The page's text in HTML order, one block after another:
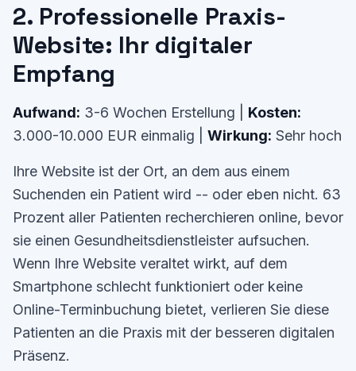
2. Professionelle Praxis-
Website: Ihr digitaler
Empfang
Aufwand: 3-6 Wochen Erstellung | Kosten:
3.000-10.000 EUR einmalig | Wirkung: Sehr hoch
Ihre Website ist der Ort, an dem aus einem
Suchenden ein Patient wird -- oder eben nicht. 63
Prozent aller Patienten recherchieren online, bevor
sie einen Gesundheitsdienstleister aufsuchen.
Wenn Ihre Website veraltet wirkt, auf dem
Smartphone schlecht funktioniert oder keine
Online-Terminbuchung bietet, verlieren Sie diese
Patienten an die Praxis mit der besseren digitalen
Präsenz.